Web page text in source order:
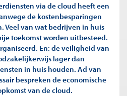
via de cloud heeft een
de kostenbesparingen
Veel van wat bedrijven in huis
toekomst worden uitbesteed.
En: de veiligheid van
lager dan
in huis houden. Ad van
bespreken de economische
van de cloud.